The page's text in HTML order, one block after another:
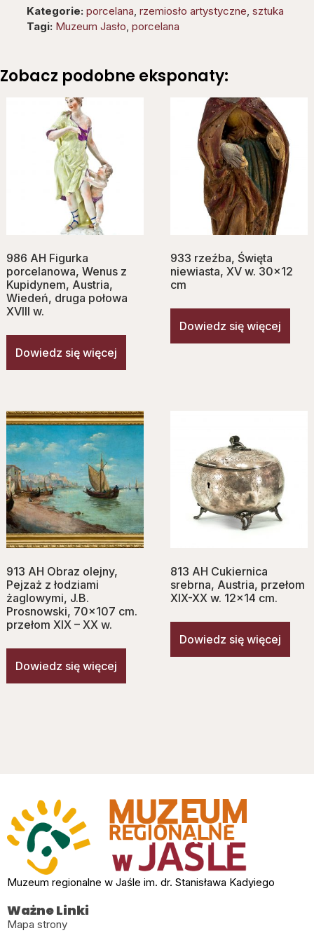
Kategorie: porcelana, rzemiosło artystyczne, sztuka
Tagi: Muzeum Jasło, porcelana
Zobacz podobne eksponaty:
986 AH Figurka
porcelanowa, Wenus z
Kupidynem, Austria,
Wiedeń, druga połowa
XVIII w.
Dowiedz się więcej
933 rzeźba, Ś‌więta
niewiasta, XV w. 30×12
cm
Dowiedz się więcej
913 AH Obraz olejny,
Pejzaż z łodziami
żaglowymi, J.B.
Prosnowski, 70×107 cm.
przełom XIX – XX w.
Dowiedz się więcej
813 AH Cukiernica
srebrna, Austria, przełom
XIX-XX w. 12×14 cm.
Dowiedz się więcej
Muzeum regionalne w Jaśle im. dr. Stanisława Kadyiego
Ważne Linki
Mapa strony